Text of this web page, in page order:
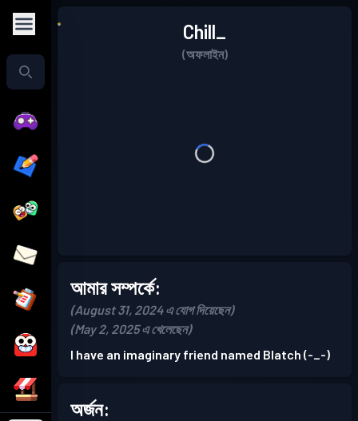
Chill_
(অফলাইন)
আমার সম্পর্কে:
(August 31, 2024 এ যোগ দিয়েছেন)
(May 2, 2025 এ খেলেছেন)
I have an imaginary friend named Blatch (-_-)
অর্জন: